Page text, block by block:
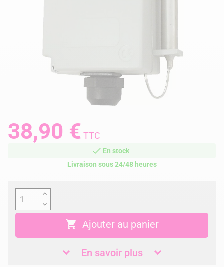
38,90 € TTC
En stock
Livraison sous 24/48 heures
 Ajouter au panier
En savoir plus